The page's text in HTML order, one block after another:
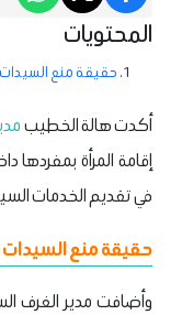
المحتويات
حقيقة منع
أكدت هالة الخطيب
إقامة المرأة بمفردها
في تقديم الخدمات
حقيقة منع
وأضافت مدير الغرف